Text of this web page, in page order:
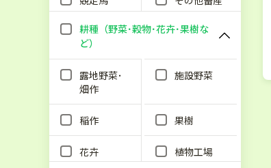
耕種（野菜･穀物･花卉･果樹な
ど）
露地野菜･
畑作
施設野菜
稲作 果樹
花卉
植物工場